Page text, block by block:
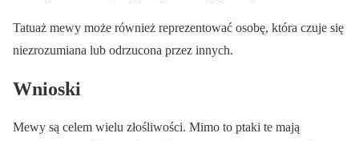
Tatuaż mewy może również reprezentować osobę, która czuje się
niezrozumiana lub odrzucona przez innych.
Wnioski
Mewy są celem wielu złośliwości. Mimo to ptaki te mają